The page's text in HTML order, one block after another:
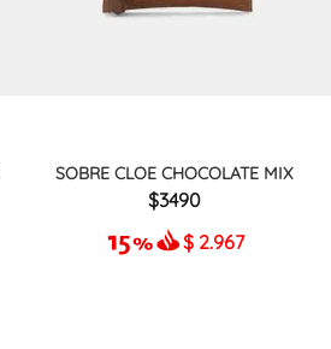
SOBRE CLOE CHOCOLATE MIX
3490
$ 2.967